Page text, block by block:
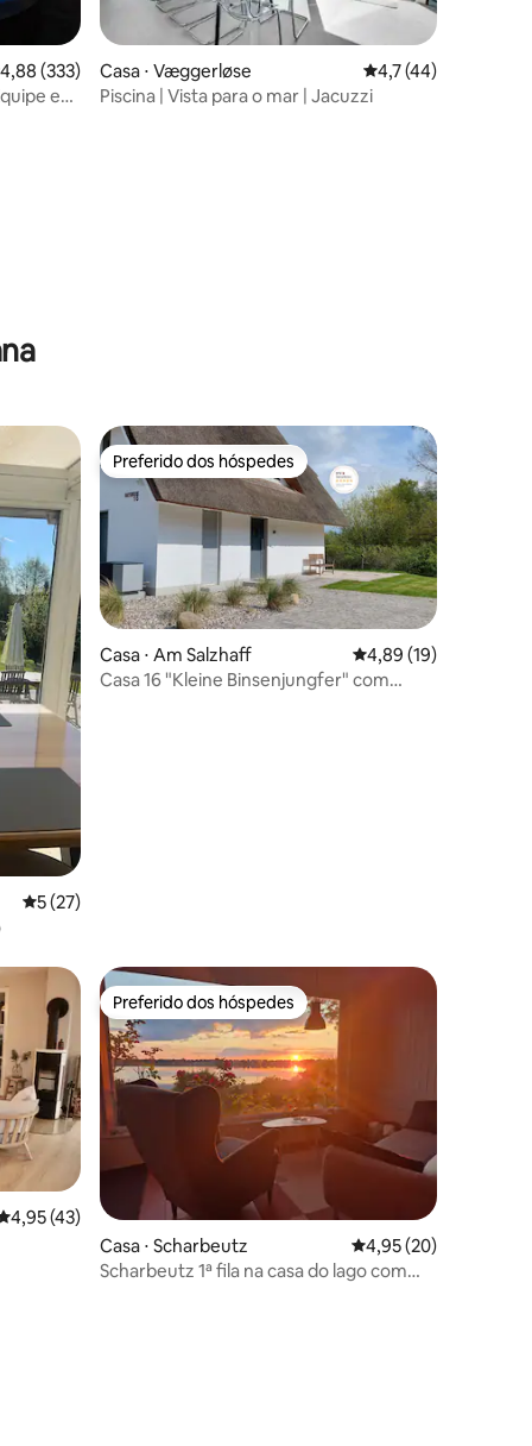
de uma avaliação média de 5, 333 avaliações
4,88 (333)
e
Casa ⋅ Væggerløse 4,7 de uma
4,7 (44)
Piscina | Vista para o mar | Jacuzzi
hóspedes
5 de uma avaliação média de 5, 27 avaliações
5 (27)
Preferido dos hóspedes
Preferido dos hóspedes
Casa ⋅ Am Salzhaff 4,89 de uma
4,89 (19)
Casa 16 "Kleine Binsenjungfer" com
de uma avaliação média de 5, 43 avaliações
4,95 (43)
Preferido dos hóspedes
Preferido dos hóspedes
Casa ⋅ Scharbeutz 4,95 de uma
4,95 (20)
Scharbeutz 1ª fila na casa do lago com